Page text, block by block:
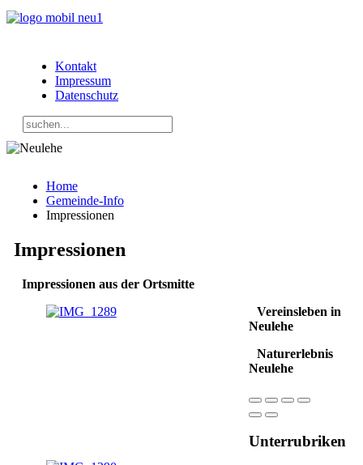
Kontakt
Impressum
Datenschutz
Home
Gemeinde-Info
Impressionen
Impressionen
Impressionen aus der Ortsmitte
Vereinsleben in
Neulehe
Naturerlebnis
Neulehe
Unterrubriken